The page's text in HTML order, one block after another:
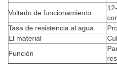
Voltado de funcionamiento
Tasa de resistencia al agua
El material
Función